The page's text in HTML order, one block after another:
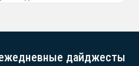
дайджесты